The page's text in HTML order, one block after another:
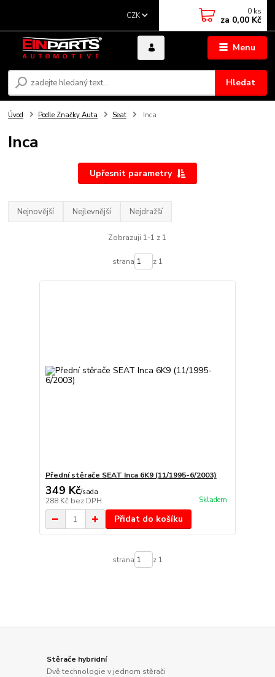
Menu
CZK
Hledat
0 ks
za 0,00 Kč
Úvod Podle Značky Auta Seat Inca
Inca
Upřesnit parametry
Nejnovější Nejlevnější Nejdražší
Zobrazuji 1-1 z 1
strana z 1
Přední stěrače SEAT Inca 6K9 (11/1995-6/2003)
349 Kč/sada
288 Kč bez DPH Skladem
Přidat do košíku
strana z 1
Stěrače hybridní
Dvě technologie v jednom stěrači